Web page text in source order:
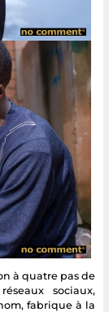
à quatre pas de
sociaux,
fabrique à la